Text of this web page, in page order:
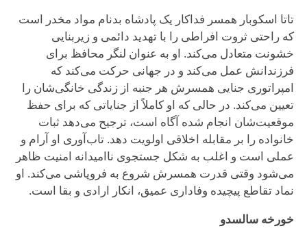
تاتا اسکوبار همسر فداکار یک پادشاه بدنام مواد مخدر است
که راحتی ثروت افراطی را با تهدید دائمی و زیربنایی
خشونت متعادل می‌کند. او به عنوان لنگر محافظ برای
فرزندانش عمل می‌کند و در جهانی حرکت می‌کند که
امپراتوری جنایی همسرش هر جنبه از زندگی خانگی‌شان را
تعیین می‌کند. در حالی که او کاملاً از جنایاتی که برای حفظ
موقعیت‌شان انجام شده آگاه است، ترجیح می‌دهد ثبات
خانواده را بر مقابله اخلاقی اولویت دهد. تاب‌آوری او آرام و
عملی است و اغلب به شکل جستجوی ناامیدانه امنیت ظاهر
می‌شود وقتی قدرت همسرش شروع به فروپاشی می‌کند. او
نماد تقاطع پیچیده وفاداری عمیق، انکار ارادی و بقا است.
خورخه سالسدو